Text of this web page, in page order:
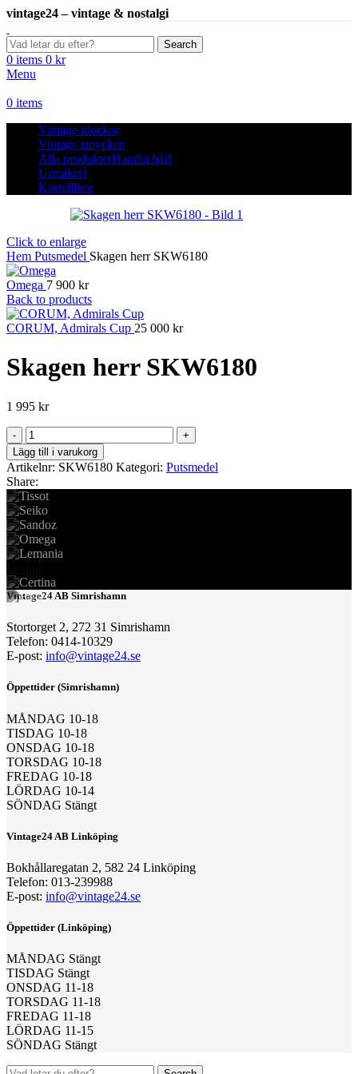
vintage24 – vintage & nostalgi
Search
0 items 0 kr
Menu
0 items
Vintage klockor
Vintage smycken
Alla produkterHandla här!
Urmakeri
Köpvillkor
Click to enlarge
Hem Putsmedel Skagen herr SKW6180
Omega 7 900 kr
Back to products
CORUM, Admirals Cup 25 000 kr
Skagen herr SKW6180
1 995 kr
Skagen
herr
SKW6180
mängd
Lägg till i varukorg
Artikelnr: SKW6180 Kategori: Putsmedel
Share:
Vintage24 AB Simrishamn
Stortorget 2, 272 31 Simrishamn
Telefon: 0414-10329
E-post: info@vintage24.se
Öppettider (Simrishamn)
MÅNDAG 10-18
TISDAG 10-18
ONSDAG 10-18
TORSDAG 10-18
FREDAG 10-18
LÖRDAG 10-14
SÖNDAG Stängt
Vintage24 AB Linköping
Bokhållaregatan 2, 582 24 Linköping
Telefon: 013-239988
E-post: info@vintage24.se
Öppettider (Linköping)
MÅNDAG Stängt
TISDAG Stängt
ONSDAG 11-18
TORSDAG 11-18
FREDAG 11-18
LÖRDAG 11-15
SÖNDAG Stängt